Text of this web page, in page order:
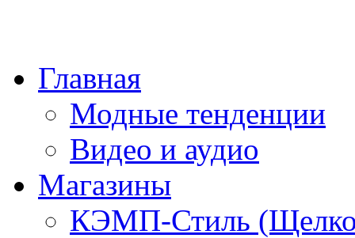
Главная
Модные тенденции
Видео и аудио
Магазины
КЭМП-Стиль